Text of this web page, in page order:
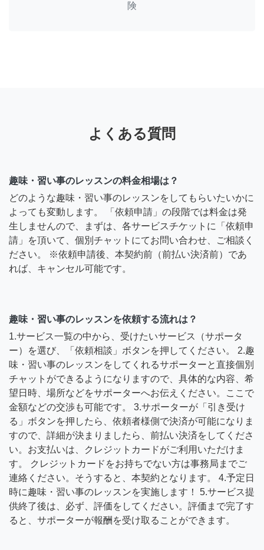
険
よくある質問
趣味・習い事のレッスンの料金相場は？
どのような趣味・習い事のレッスンをしてもらいたいかに
よっても変動します。 「依頼申請」の段階では料金は発
生しませんので、まずは、各サービスチケットに「依頼申
請」を頂いて、個別チャットにてお問い合わせ、ご相談く
ださい。 ※依頼申請後、本契約前（前払い決済前）であ
れば、キャンセル可能です。
趣味・習い事のレッスンを依頼する流れは？
1.サービス一覧の中から、受けたいサービス（サポータ
ー）を選び、「依頼相談」ボタンを押してください。 2.趣
味・習い事のレッスンをしてくれるサポーターと直接個別
チャットができるようになりますので、具体的な内容、希
望日時、場所などをサポーターへお伝えください。ここで
金額などの交渉も可能です。 3.サポーターが「引き受け
る」ボタンを押したら、依頼者様側で決済が可能になりま
すので、詳細が決まりましたら、前払い決済をしてくださ
い。お支払いは、クレジットカードがご利用いただけま
す。 クレジットカードをお持ちでない方は事務局までご
連絡ください。そうすると、本契約となります。 4.予定日
時に趣味・習い事のレッスンを実施します！ 5.サービス提
供終了後は、必ず、評価をしてください。評価まで完了す
ると、サポーターが報酬を受け取ることができます。